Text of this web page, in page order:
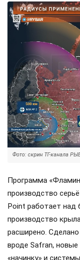
Фото: скрин ТГ-канала
Программа
производство
Point работает над
производство
расширено.
вроде Safran,
«начинку» и